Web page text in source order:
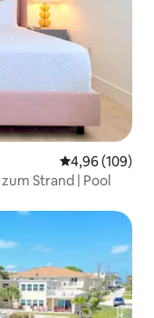
4,96 (109)
Strand | Pool